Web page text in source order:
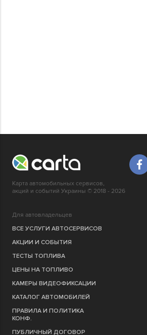
Карта автомобильных сервисов,
акций и событий Украины © 2018 - 2026
Для автовладельцев
ВСЕ УСЛУГИ АВТОСЕРВИСОВ
АКЦИИ И СОБЫТИЯ
ТЕСТЫ ТОПЛИВА
ЦЕНЫ НА ТОПЛИВО
КАМЕРЫ ВИДЕОФИКСАЦИИ
КАТАЛОГ АВТОМОБИЛЕЙ
ПРАВИЛА И ПОЛИТИКА
КОНФ.
ПУБЛИЧНЫЙ ДОГОВОР